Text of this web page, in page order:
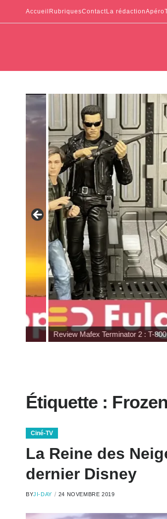
Accueil RubriquesContactLa rédaction
Review Mafex Terminator 2 : T-800 &
Étiquette :
Ciné-TV
La Reine des
dernier Disney
BYJI-DAY 24 NOVEMBRE 2019